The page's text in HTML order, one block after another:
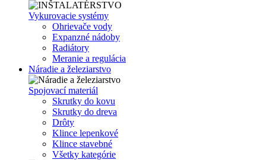
Vykurovacie systémy
Ohrievače vody
Expanzné nádoby
Radiátory
Meranie a regulácia
Náradie a železiarstvo
Spojovací materiál
Skrutky do kovu
Skrutky do dreva
Drôty
Klince lepenkové
Klince stavebné
Všetky kategórie